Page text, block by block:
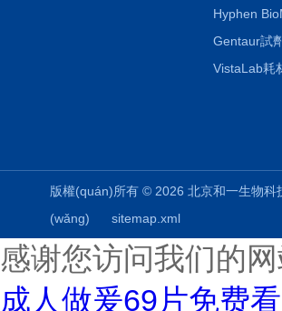
Gentaur試
VistaLab耗
版權(quán)所有 © 2026 北京和一生物
(wǎng)
sitemap.xml
感谢您访问我们的
成人做爰69片免费